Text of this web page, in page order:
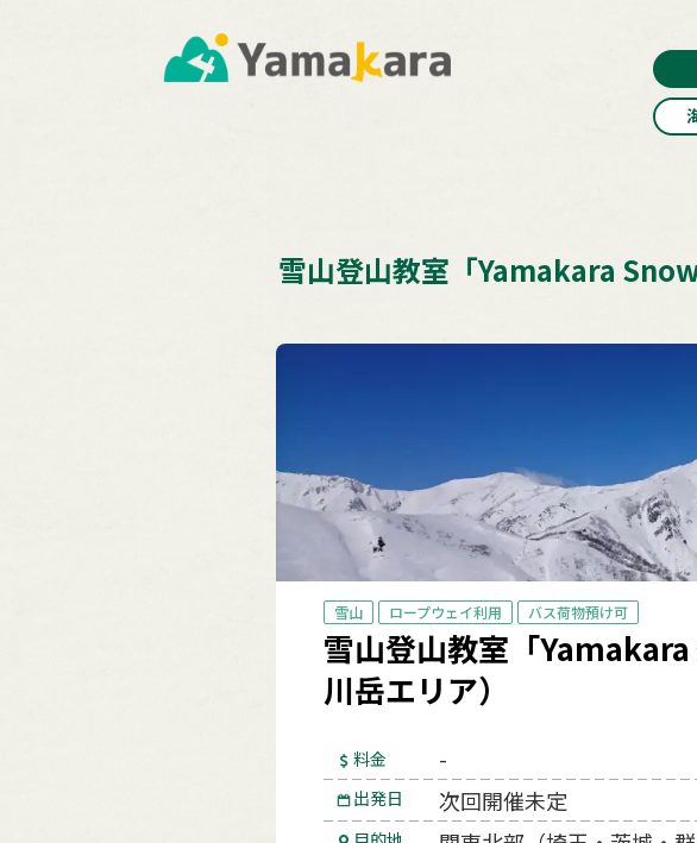
雪山登山教室「Yamakara
雪山 ロープウェイ利用 バス荷物預け可
雪山登山教室「
川岳エリア）
料金 -
出発日 次回開催未定